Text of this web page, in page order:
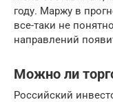
году. Маржу в
все-таки не
направлений
Можно ли
Российский